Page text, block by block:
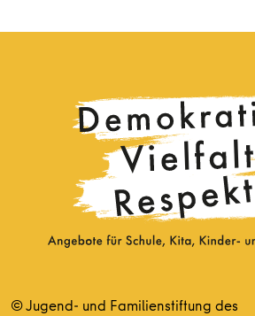
© Jugend- und Familienstiftung des